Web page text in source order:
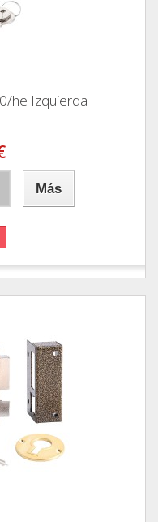
he Izquierda
Más